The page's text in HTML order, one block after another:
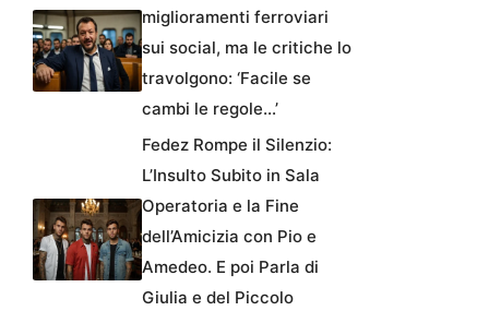
miglioramenti ferroviari
sui social, ma le critiche lo
travolgono: ‘Facile se
cambi le regole…’
Fedez Rompe il Silenzio:
L’Insulto Subito in Sala
Operatoria e la Fine
dell’Amicizia con Pio e
Amedeo. E poi Parla di
Giulia e del Piccolo